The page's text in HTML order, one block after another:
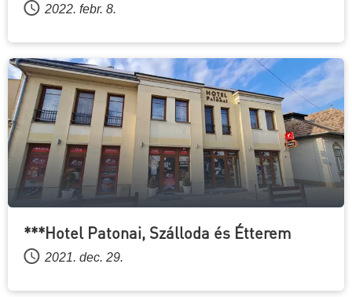
2022. febr. 8.
***Hotel Patonai, Szálloda és Étterem
2021. dec. 29.